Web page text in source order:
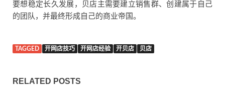
要想稳定长久发展，贝店主需要建立销售群、创建属于自己
的团队，并最终形成自己的商业帝国。
TAGGED 开网店技巧 开网店经验 开贝店 贝店
RELATED POSTS